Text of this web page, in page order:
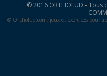
© 2016 ORTHOLUD -
© Ortholud.com, jeux et exercices pour